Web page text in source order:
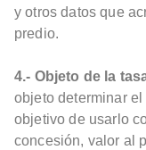
y otros datos que
predio.
4.- Objeto de la
objeto determinar
objetivo de usarlo
concesión, valor al